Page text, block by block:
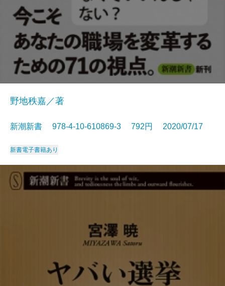
野地秩嘉／著
新潮新書 978-4-10-610869-3 792円 2020/07/17
新書電子書籍あり